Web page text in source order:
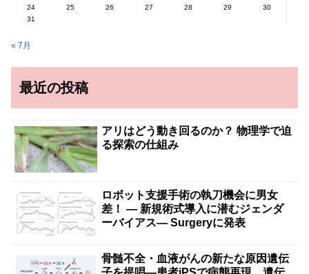
24
25 26 27 28 29
30
31
« 7月
最近の投稿
アリはどう動き回るのか？ 物理学で迫
る探索の仕組み
ロボット支援手術の執刀機会に男女
差！ — 新規術式導入に潜むジェンダ
ーバイアス— Surgeryに発表
骨髄不全・血液がんの新たな原因遺伝